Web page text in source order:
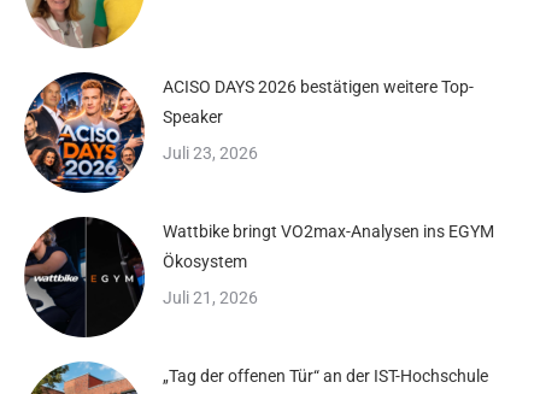
ACISO DAYS 2026 bestätigen weitere Top-
Speaker
Juli 23, 2026
Wattbike bringt VO2max-Analysen ins EGYM
Ökosystem
Juli 21, 2026
„Tag der offenen Tür“ an der IST-Hochschule